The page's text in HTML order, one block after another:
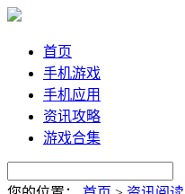
首页
手机游戏
手机应用
资讯攻略
游戏合集